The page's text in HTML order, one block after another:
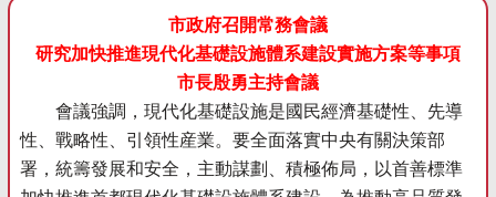
市政府召開常務會議
研究加快推進現代化基礎設施體系建設實施方案等事項
市長殷勇主持會議
會議強調，現代化基礎設施是國民經濟基礎性、先導
性、戰略性、引領性産業。要全面落實中央有關決策部
署，統籌發展和安全，主動謀劃、積極佈局，以首善標準